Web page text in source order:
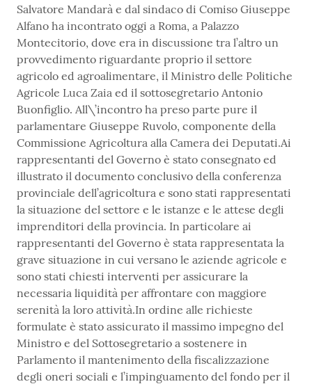
Salvatore Mandarà e dal sindaco di Comiso Giuseppe
Alfano ha incontrato oggi a Roma, a Palazzo
Montecitorio, dove era in discussione tra l’altro un
provvedimento riguardante proprio il settore
agricolo ed agroalimentare, il Ministro delle Politiche
Agricole Luca Zaia ed il sottosegretario Antonio
Buonfiglio. All\’incontro ha preso parte pure il
parlamentare Giuseppe Ruvolo, componente della
Commissione Agricoltura alla Camera dei Deputati.Ai
rappresentanti del Governo è stato consegnato ed
illustrato il documento conclusivo della conferenza
provinciale dell’agricoltura e sono stati rappresentati
la situazione del settore e le istanze e le attese degli
imprenditori della provincia. In particolare ai
rappresentanti del Governo è stata rappresentata la
grave situazione in cui versano le aziende agricole e
sono stati chiesti interventi per assicurare la
necessaria liquidità per affrontare con maggiore
serenità la loro attività.In ordine alle richieste
formulate è stato assicurato il massimo impegno del
Ministro e del Sottosegretario a sostenere in
Parlamento il mantenimento della fiscalizzazione
degli oneri sociali e l’impinguamento del fondo per il